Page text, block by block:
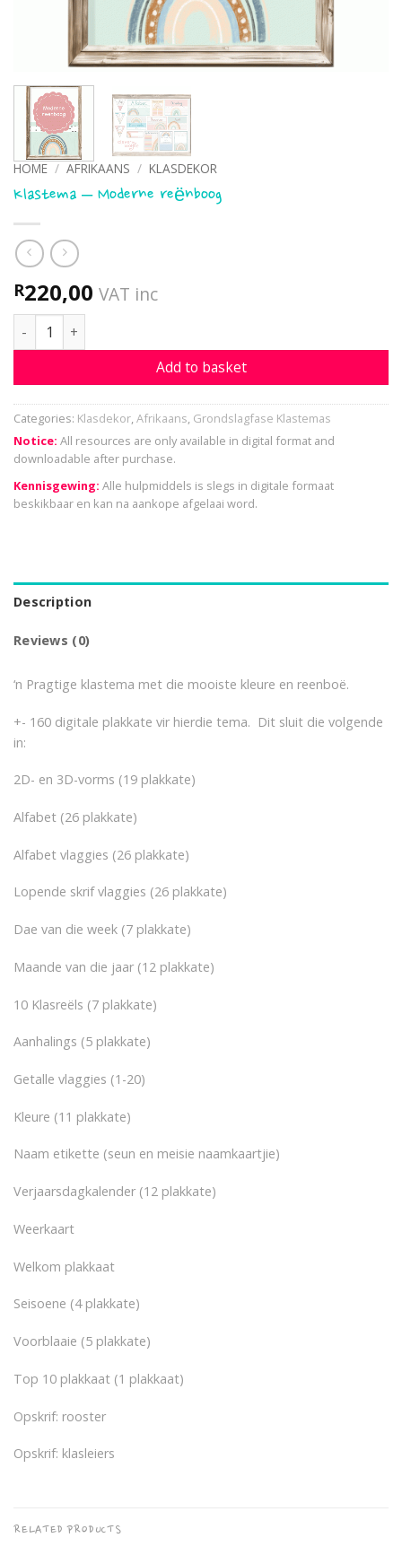
HOME / AFRIKAANS / KLASDEKOR
Klastema – Moderne reënboog
R220,00 VAT inc
Klastema - Moderne reënboog quantity
Add to basket
Categories: Klasdekor,Afrikaans, Grondslagfase Klastemas
Notice: All resources are only available in digital format and
downloadable after purchase.
Kennisgewing: Alle hulpmiddels is slegs in digitale formaat
beskikbaar en kan na aankope afgelaai word.
Description
Reviews (0)
‘n Pragtige klastema met die mooiste kleure en reenboë.
+- 160 digitale plakkate vir hierdie tema. Dit sluit die volgende
in:
2D- en 3D-vorms (19 plakkate)
Alfabet (26 plakkate)
Alfabet vlaggies (26 plakkate)
Lopende skrif vlaggies (26 plakkate)
Dae van die week (7 plakkate)
Maande van die jaar (12 plakkate)
10 Klasreëls (7 plakkate)
Aanhalings (5 plakkate)
Getalle vlaggies (1-20)
Kleure (11 plakkate)
Naam etikette (seun en meisie naamkaartjie)
Verjaarsdagkalender (12 plakkate)
Weerkaart
Welkom plakkaat
Seisoene (4 plakkate)
Voorblaaie (5 plakkate)
Top 10 plakkaat (1 plakkaat)
Opskrif: rooster
Opskrif: klasleiers
RELATED PRODUCTS